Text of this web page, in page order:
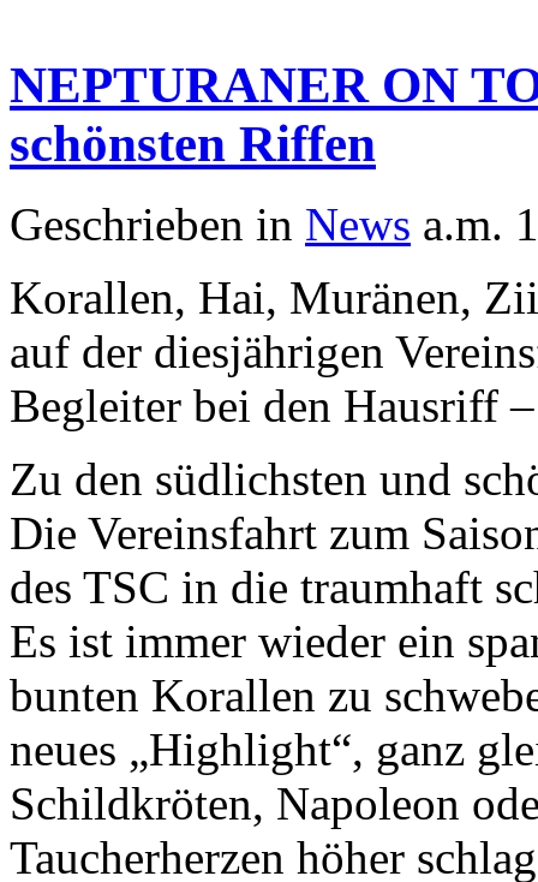
NEPTURANER ON
schönsten Riffen
Geschrieben in News a.m.
Korallen, Hai, Muränen,
auf der diesjährigen
Begleiter bei den Hausriff
Zu den südlichsten und
Die Vereinsfahrt zum
des TSC in die traumhaft
Es ist immer wieder ein
bunten Korallen zu
neues „Highlight“, ganz
Schildkröten, Napoleon
Taucherherzen höher